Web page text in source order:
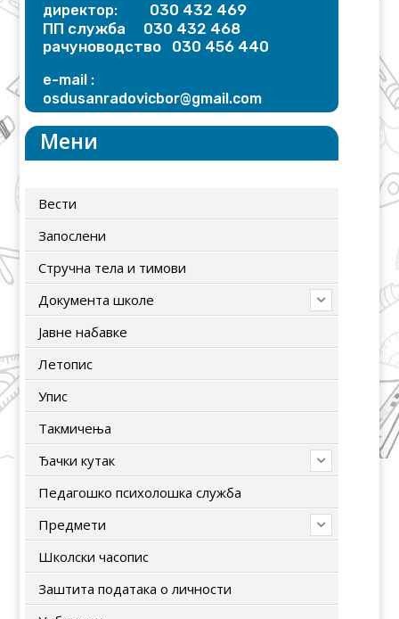
директор: 030 432 469
ПП служба 030 432 468
рачуноводство 030 456 440
e-mail :
osdusanradovicbor@gmail.com
Мени
Вести
Запослени
Стручна тела и тимови
Документа школе
Јавне набавке
Летопис
Упис
Tакмичења
Ђачки кутак
Педагошко психолошка служба
Предмети
Школски часопис
Заштита података о личности